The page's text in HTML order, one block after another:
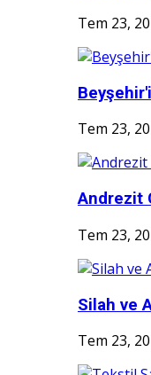
Tem 23,
Tem 23,
Andrezit
Tem 23,
Silah ve
Tem 23,